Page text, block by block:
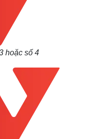
hoặc số 4